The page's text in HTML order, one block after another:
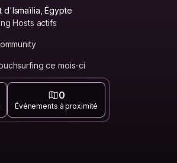
d'Ismaïlia, Égypte
Hosts actifs
ce mois-ci
0
Événements à proximité